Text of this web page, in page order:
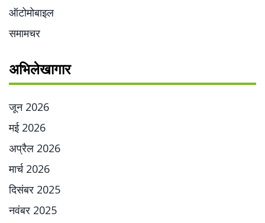
ऑटोमोबाइल
समामचर
अभिलेखागार
जून 2026
मई 2026
अप्रैल 2026
मार्च 2026
दिसंबर 2025
नवंबर 2025